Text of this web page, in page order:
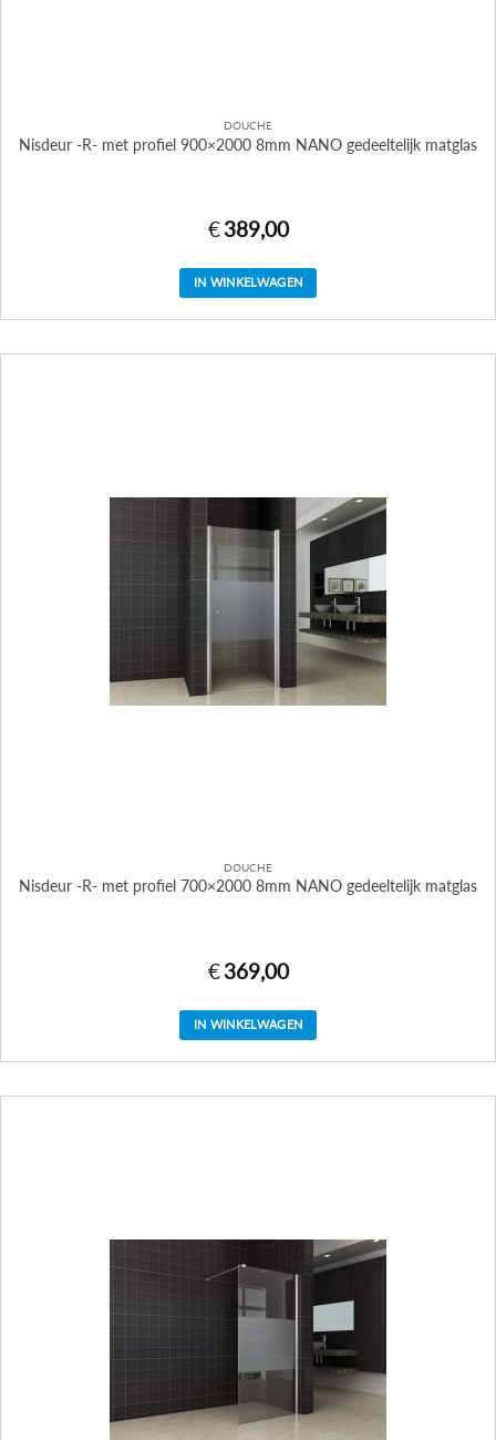
DOUCHE
Nisdeur -R- met profiel 900×2000 8mm NANO gedeeltelijk matglas
€ 389,00
IN WINKELWAGEN
DOUCHE
Nisdeur -R- met profiel 700×2000 8mm NANO gedeeltelijk matglas
€ 369,00
IN WINKELWAGEN